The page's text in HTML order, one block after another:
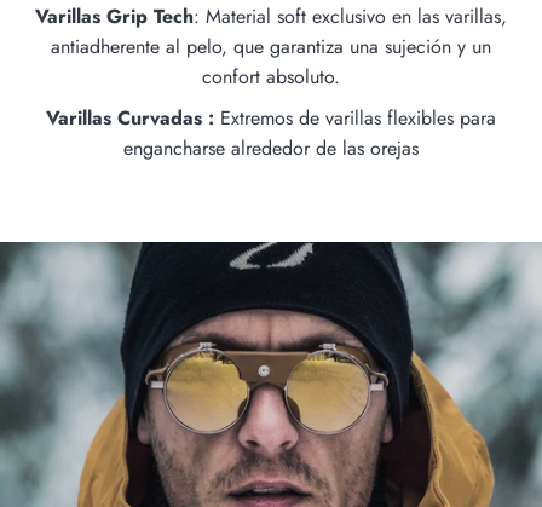
Varillas Grip Tech: Material soft exclusivo en las varillas,
antiadherente al pelo, que garantiza una sujeción y un
confort absoluto.
Varillas Curvadas : Extremos de varillas flexibles para
engancharse alrededor de las orejas